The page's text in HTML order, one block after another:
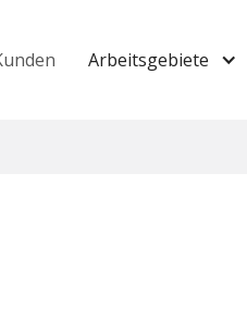
Arbeitsgebiete